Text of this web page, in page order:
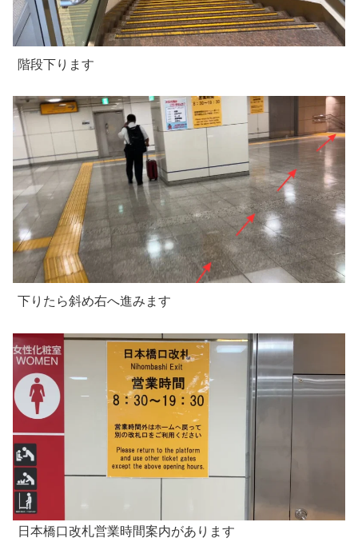
階段下ります
下りたら斜め右へ進みます
日本橋口改札営業時間案内があります